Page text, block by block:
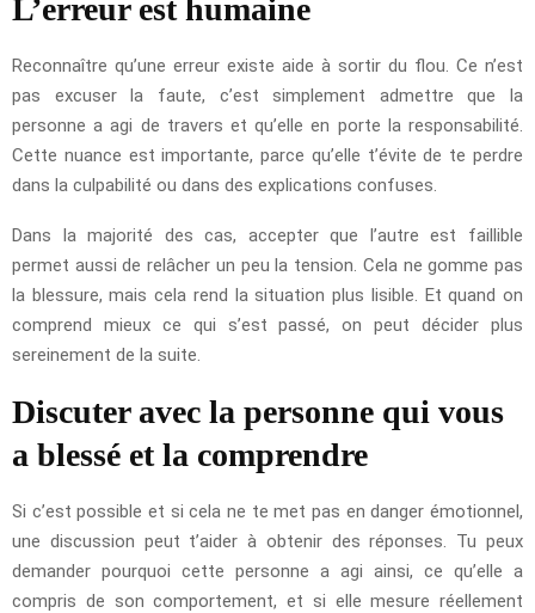
L’erreur est humaine
Reconnaître qu’une erreur existe aide à sortir du flou. Ce n’est
pas excuser la faute, c’est simplement admettre que la
personne a agi de travers et qu’elle en porte la responsabilité.
Cette nuance est importante, parce qu’elle t’évite de te perdre
dans la culpabilité ou dans des explications confuses.
Dans la majorité des cas, accepter que l’autre est faillible
permet aussi de relâcher un peu la tension. Cela ne gomme pas
la blessure, mais cela rend la situation plus lisible. Et quand on
comprend mieux ce qui s’est passé, on peut décider plus
sereinement de la suite.
Discuter avec la personne qui vous
a blessé et la comprendre
Si c’est possible et si cela ne te met pas en danger émotionnel,
une discussion peut t’aider à obtenir des réponses. Tu peux
demander pourquoi cette personne a agi ainsi, ce qu’elle a
compris de son comportement, et si elle mesure réellement